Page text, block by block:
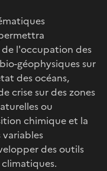
l'occupation des
géophysiques sur
des océans,
crise sur des zones
ou
chimique et la
variables
des outils